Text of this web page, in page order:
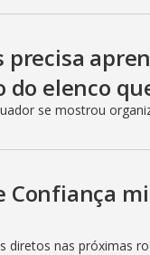
precisa
do elenco
se mostrou
Confiança
diretos nas próximas